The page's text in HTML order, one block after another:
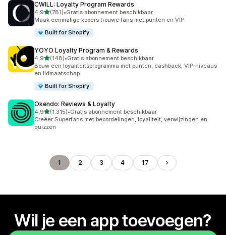
CWILL: Loyalty Program Rewards
4,9van 5 sterren
(781)
781 recensies in totaal
•Gratis abonnement beschikbaar
Maak eenmalige kopers trouwe fans met punten en VIP
Built for Shopify
YOYO Loyalty Program & Rewards
4,9van 5 sterren
(148)
148 recensies in totaal
•Gratis abonnement beschikbaar
Bouw een loyaliteitsprogramma met punten, cashback, VIP-niveaus
en lidmaatschap
Built for Shopify
Okendo: Reviews & Loyalty
4,9van 5 sterren
(1.315)
1315 recensies in totaal
•Gratis abonnement beschikbaar
Creëer Superfans met beoordelingen, loyaliteit, verwijzingen en
quizzen
1 2 3 4 17
Wil je een app toevoegen?